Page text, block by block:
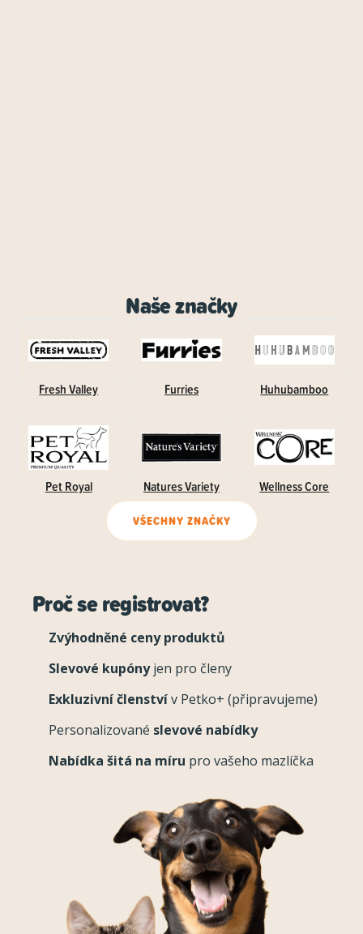
Naše značky
Fresh Valley Furries Huhubamboo
Pet Royal Natures Variety Wellness Core
VŠECHNY ZNAČKY
Proč se registrovat?
Zvýhodněné ceny produktů
Slevové kupónyjen pro členy
Exkluzivní členstvív Petko+ (připravujeme)
Personalizované slevové nabídky
Nabídka šitá na míru pro vašeho mazlíčka